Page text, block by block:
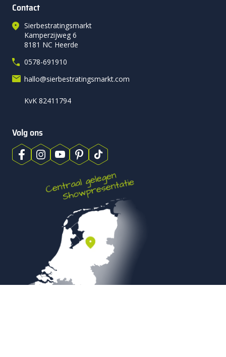
Contact
Sierbestratingsmarkt
Kamperzijweg 6
8181 NC Heerde
0578-691910
hallo@sierbestratingsmarkt.com
KvK 82411794
Volg ons